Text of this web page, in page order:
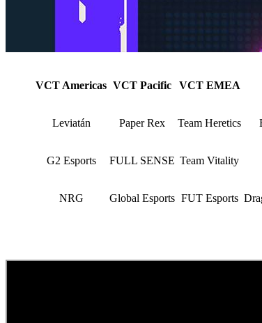
VCT Americas VCT Pacific VCT EMEA
Leviatán Paper Rex Team Heretics
G2 Esports FULL SENSE Team Vitality
NRG Global Esports FUT Esports